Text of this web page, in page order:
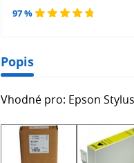
97 %
Popis
Vhodné pro: Epson